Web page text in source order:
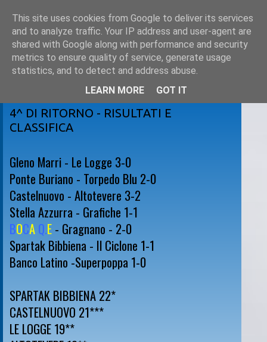
sabato 12 febbraio 2011
4^ DI RITORNO - RISULTATI E
CLASSIFICA
Gleno Marri - Le Logge 3-0
Ponte Buriano - Torpedo Blu 2-0
Castelnuovo - Altotevere 3-2
Stella Azzurra - Grafiche 1-1
BOCA Q.E - Gragnano - 2-0
Spartak Bibbiena - Il Ciclone 1-1
Banco Latino -Superpoppa 1-0
SPARTAK BIBBIENA 22*
CASTELNUOVO 21***
LE LOGGE 19**
This site uses cookies from Google to deliver its services
and to analyze traffic. Your IP address and user-agent are
shared with Google along with performance and security
metrics to ensure quality of service, generate usage
statistics, and to detect and address abuse.
LEARN MORE
GOT IT